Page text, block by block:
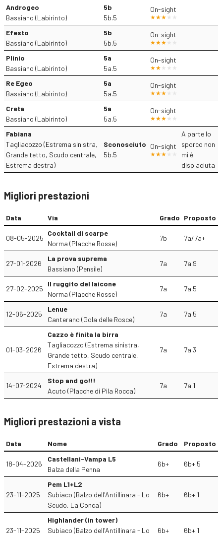
Androgeo
Bassiano (Labirinto)
5b
5b.5
On-sight
Efesto
Bassiano (Labirinto)
5b
5b.5
On-sight
Plinio
Bassiano (Labirinto)
5a
5a.5
On-sight
Re Egeo
Bassiano (Labirinto)
5a
5a.5
On-sight
Creta
Bassiano (Labirinto)
5a
5a.5
On-sight
Fabiana
Tagliacozzo (Estrema sinistra,
Grande tetto, Scudo centrale,
Estrema destra)
Sconosciuto
5b.5
On-sight
A parte lo
sporco non
mi è
dispiaciuta
Migliori prestazioni
Data Via Grado Proposto
08-05-2025
Cocktail di scarpe
Norma (Placche Rosse)
7b 7a/7a+
27-01-2026
La prova suprema
Bassiano (Pensile)
7a 7a.9
27-02-2025
Il ruggito del laicone
Norma (Placche Rosse)
7a 7a.5
12-06-2025
Lenue
Canterano (Gola delle Rosce)
7a 7a.5
01-03-2026
Cazzo è finita la birra
Tagliacozzo (Estrema sinistra,
Grande tetto, Scudo centrale,
Estrema destra)
7a 7a.3
14-07-2024
Stop and go!!!
Acuto (Placche di Pila Rocca)
7a 7a.1
Migliori prestazioni a vista
Data Nome Grado Proposto
18-04-2026
Castellani-Vampa L5
Balza della Penna
6b+ 6b+.5
23-11-2025
Pem L1+L2
Subiaco (Balzo dell'Antillinara - Lo
Scudo, La Conca)
6b+ 6b+.1
23-11-2025
Highlander (in tower)
Subiaco (Balzo dell'Antillinara - Lo
6b+ 6b+.1